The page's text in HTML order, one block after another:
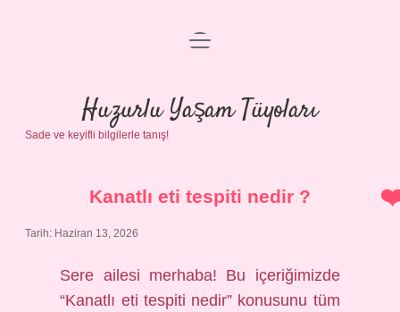
Anasayfa
Gizlilik Politikası
Yasal Uyarı
menüyü
Huzurlu Yaşam Tüyoları
Sade ve keyifli bilgilerle tanış!
Kanatlı eti tespiti nedir ?
Tarih: Haziran 13, 2026
Sere ailesi merhaba! Bu içeriğimizde
“Kanatlı eti tespiti nedir” konusunu tüm